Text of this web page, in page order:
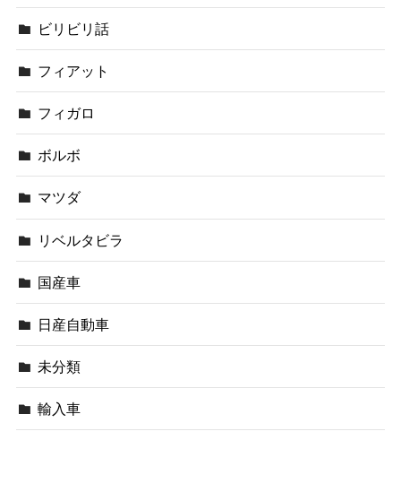
ビリビリ話
フィアット
フィガロ
ボルボ
マツダ
リベルタビラ
国産車
日産自動車
未分類
輸入車